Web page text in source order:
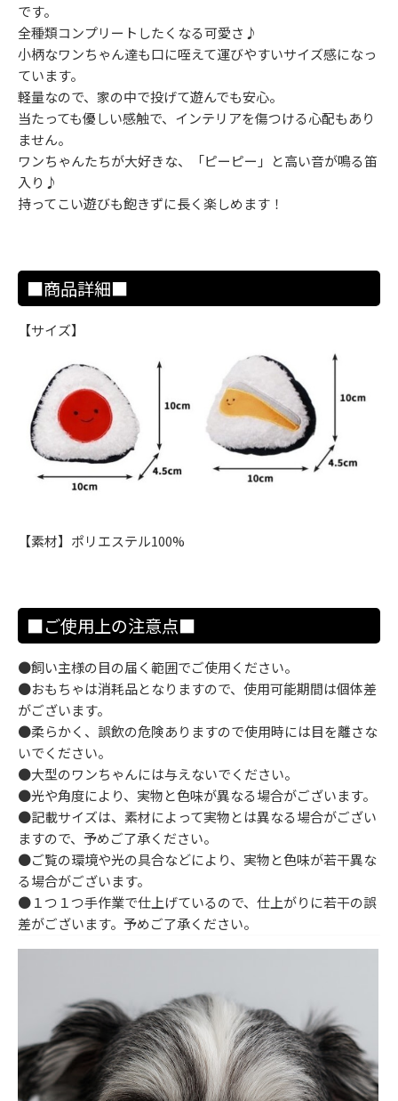
です。
全種類コンプリートしたくなる可愛さ♪
小柄なワンちゃん達も口に咥えて運びやすいサイズ感になっ
ています。
軽量なので、家の中で投げて遊んでも安心。
当たっても優しい感触で、インテリアを傷つける心配もあり
ません。
ワンちゃんたちが大好きな、「ピーピー」と高い音が鳴る笛
入り♪
持ってこい遊びも飽きずに長く楽しめます！
■商品詳細■
【サイズ】
【素材】ポリエステル100%
■ご使用上の注意点■
●飼い主様の目の届く範囲でご使用ください。
●おもちゃは消耗品となりますので、使用可能期間は個体差
がございます。
●柔らかく、誤飲の危険ありますので使用時には目を離さな
いでください。
●大型のワンちゃんには与えないでください。
●光や角度により、実物と色味が異なる場合がございます。
●記載サイズは、素材によって実物とは異なる場合がござい
ますので、予めご了承ください。
●ご覧の環境や光の具合などにより、実物と色味が若干異な
る場合がございます。
●１つ１つ手作業で仕上げているので、仕上がりに若干の誤
差がございます。予めご了承ください。